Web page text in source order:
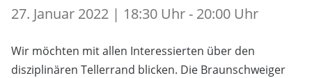
27. Januar 2022 | 18:30 Uhr - 20:00 Uhr
Wir möchten mit allen Interessierten über den
disziplinären Tellerrand blicken. Die Braunschweiger